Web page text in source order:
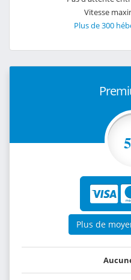
Vitesse
Plus de 300
Plus de